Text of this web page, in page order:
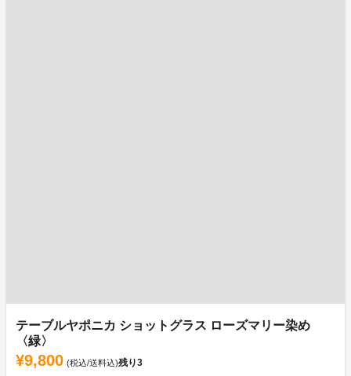
テーブルヤポニカ ショットグラス ローズマリー染め
〈緑〉
¥9,800 (税込/送料込)残り3